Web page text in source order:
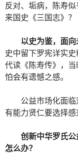
反对、垢病，陈寿
来国史《三国志》？
以史为鉴，面向
史中留下罗宪详实
代读《陈寿传》，
怕会有遗憾之感。
公益市场化面临
有能力贤仁要选择感
创新中华罗氏
怎么办？